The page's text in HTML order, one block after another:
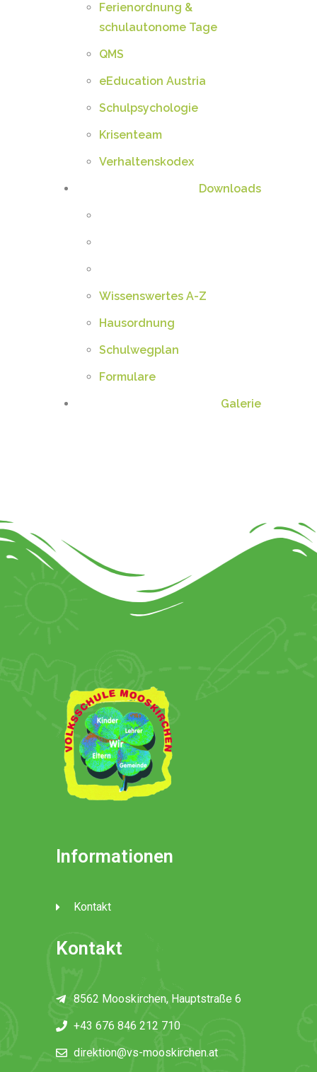
Ferienordnung &
schulautonome Tage
QMS
eEducation Austria
Schulpsychologie
Krisenteam
Verhaltenskodex
Downloads
Wissenswertes A-Z
Hausordnung
Schulwegplan
Formulare
Galerie
Informationen
Kontakt
Kontakt
8562 Mooskirchen, Hauptstraße 6
+43 676 846 212 710
direktion@vs-mooskirchen.at